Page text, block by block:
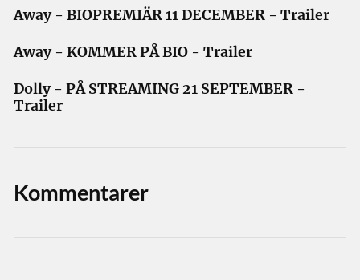
Away - BIOPREMIÄR 11 DECEMBER - Trailer
Away - KOMMER PÅ BIO - Trailer
Dolly - PÅ STREAMING 21 SEPTEMBER -
Trailer
Kommentarer